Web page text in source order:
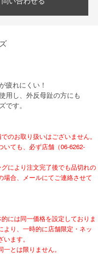
疲れにくい！
用し、外反母趾の方にも
す。
のお取り扱いはございません。
いても、必ず店舗（06-6262-
により注文完了後でも品切れの
場合、メールにてご連絡させて
には同一価格を設定しておりま
り、一時的に店舗限定・ネッ
ます。
とは限りません。